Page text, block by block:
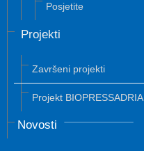
Posjetite
Projekti
Završeni projekti
Projekt BIOPRESSADRIA
Novosti